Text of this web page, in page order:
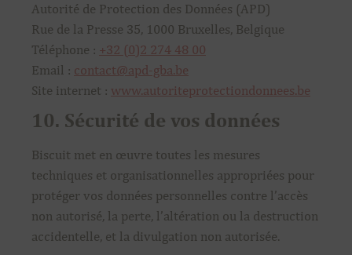
Autorité de Protection des Données (APD)
Rue de la Presse 35, 1000 Bruxelles, Belgique
Téléphone : +32 (0)2 274 48 00
Email : contact@apd-gba.be
Site internet : www.autoriteprotectiondonnees.be
10. Sécurité de vos données
Biscuit met en œuvre toutes les mesures
techniques et organisationnelles appropriées pour
protéger vos données personnelles contre l’accès
non autorisé, la perte, l’altération ou la destruction
accidentelle, et la divulgation non autorisée.